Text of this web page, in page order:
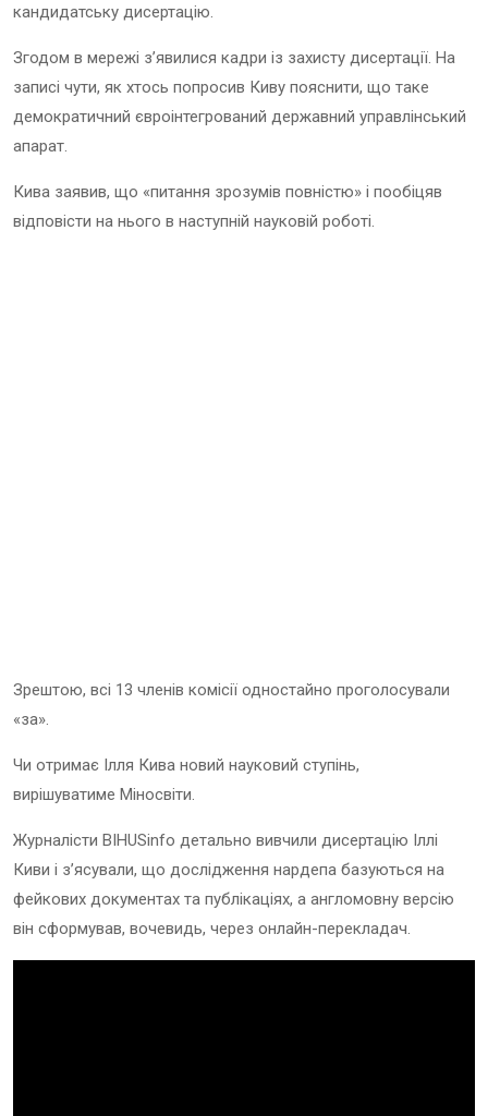
кандидатську дисертацію.
Згодом в мережі з’явилися кадри із захисту дисертації. На
записі чути, як хтось попросив Киву пояснити, що таке
демократичний євроінтегрований державний управлінський
апарат.
Кива заявив, що «питання зрозумів повністю» і пообіцяв
відповісти на нього в наступній науковій роботі.
Зрештою, всі 13 членів комісії одностайно проголосували
«за».
Чи отримає Ілля Кива новий науковий ступінь,
вирішуватиме Міносвіти.
Журналісти BIHUSinfo детально вивчили дисертацію Іллі
Киви і з’ясували, що дослідження нардепа базуються на
фейкових документах та публікаціях, а англомовну версію
він сформував, вочевидь, через онлайн-перекладач.